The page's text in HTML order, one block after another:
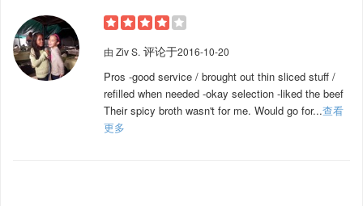
由 Ziv S. 评论于2016-10-20
Pros -good service / brought out thin sliced stuff /
refilled when needed -okay selection -liked the beef
Their spicy broth wasn't for me. Would go for...查看
更多